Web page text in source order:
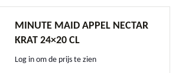
MINUTE MAID APPEL NECTAR
KRAT 24×20 CL
Log in om de prijs te zien